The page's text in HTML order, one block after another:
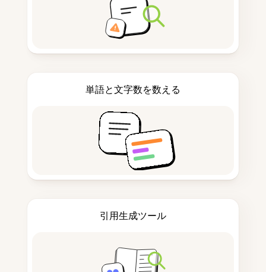
単語と文字数を数える
引用生成ツール